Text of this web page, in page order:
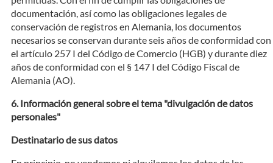
documentación, así como las obligaciones legales de
conservación de registros en Alemania, los documentos
necesarios se conservan durante seis años de conformidad con
el artículo 257 I del Código de Comercio (HGB) y durante diez
años de conformidad con el § 147 I del Código Fiscal de
Alemania (AO).
Información general sobre el tema "divulgación de datos
personales"
Destinatario de sus datos